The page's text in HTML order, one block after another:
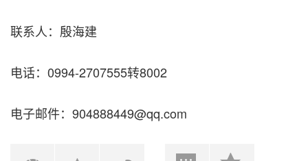
联系人：殷海建
电话：0994-2707555转8002
电子邮件：904888449@qq.com